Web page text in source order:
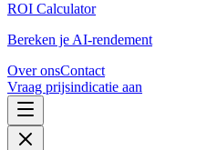
ROI Calculator
Bereken je AI-rendement
Over onsContact
Vraag prijsindicatie aan